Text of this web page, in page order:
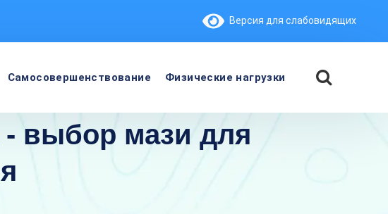
Версия для слабовидящих
Самосовершенствование Физические нагрузки
- выбор мази для